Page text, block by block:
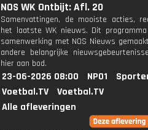
NOS WK Ontbijt: Afl. 20
Samenvattingen, de mooiste acties,
het laatste WK nieuws. Dit
samenwerking met NOS Nieuws
andere belangrijke
hier aan bod.
23-06-2026 08:00 NPO1
Voetbal.TV
Voetbal.TV
Alle afleveringen